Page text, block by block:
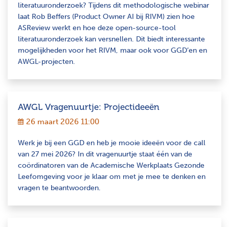
literatuuronderzoek? Tijdens dit methodologische webinar
laat Rob Beffers (Product Owner AI bij RIVM) zien hoe
ASReview werkt en hoe deze open-source-tool
literatuuronderzoek kan versnellen. Dit biedt interessante
mogelijkheden voor het RIVM, maar ook voor GGD’en en
AWGL-projecten.
AWGL Vragenuurtje: Projectideeën
26 maart 2026 11:00
Werk je bij een GGD en heb je mooie ideeën voor de call
van 27 mei 2026? In dit vragenuurtje staat één van de
coördinatoren van de Academische Werkplaats Gezonde
Leefomgeving voor je klaar om met je mee te denken en
vragen te beantwoorden.